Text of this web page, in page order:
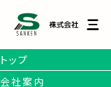
トップ
会社案内